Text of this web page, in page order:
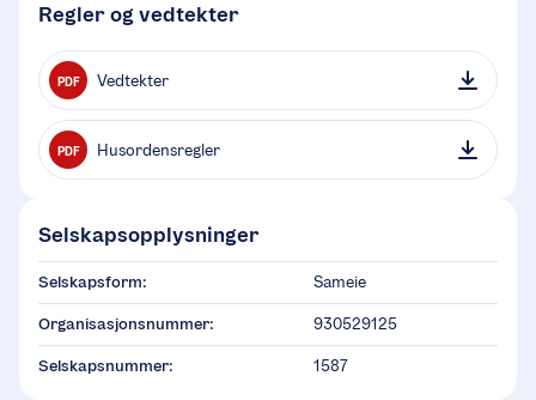
Regler og vedtekter
PDF Vedtekter
PDF Husordensregler
Selskapsopplysninger
Selskapsform: Sameie
Organisasjonsnummer: 930529125
Selskapsnummer: 1587